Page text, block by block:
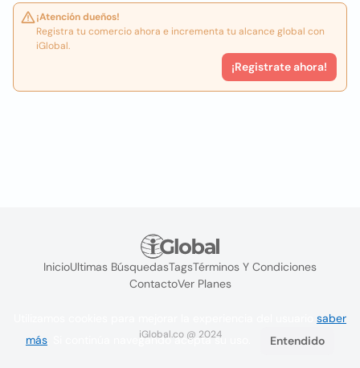
¡Atención dueños!
Registra tu comercio ahora e incrementa tu alcance global con
iGlobal.
¡Registrate ahora!
InicioUltimas BúsquedasTagsTérminos Y Condiciones
ContactoVer Planes
iGlobal.co @ 2024
saber
más . Si continúa navegando acepta su uso. Entendido